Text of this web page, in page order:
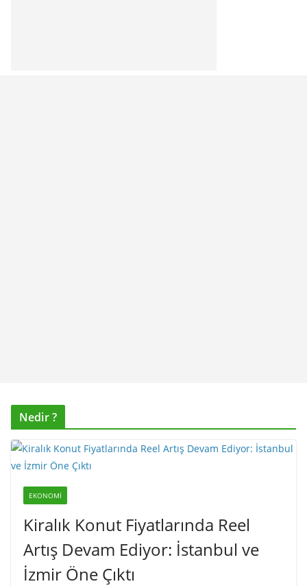
Nedir ?
EKONOMI
Kiralık Konut Fiyatlarında Reel
Artış Devam Ediyor: İstanbul ve
İzmir Öne Çıktı